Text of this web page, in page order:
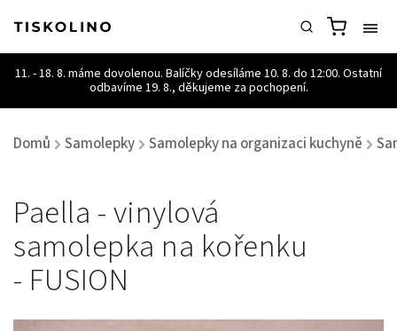
Domů / Samolepky / Samolepky na organizaci kuchyně /
Paella - vinylová
samolepka na kořenku
- FUSION